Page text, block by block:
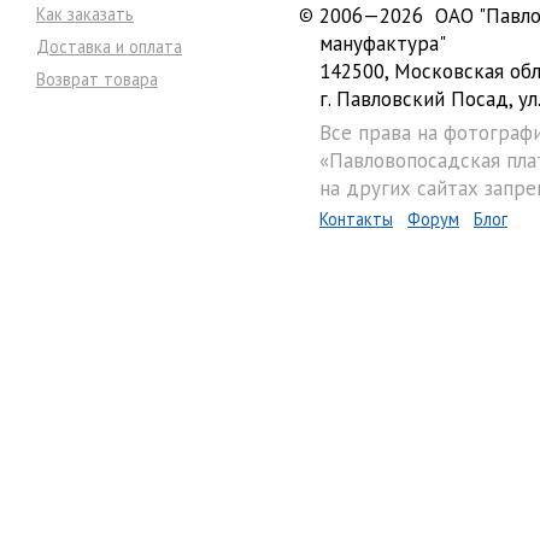
Как заказать
Доставка и оплата
Возврат товара
© 2006—2026 ОАО
мануфактура"
142500, Московская
г. Павловский Посад,
Все права на
«Павловопосадская
на других сайтах
Контакты Форум Блог